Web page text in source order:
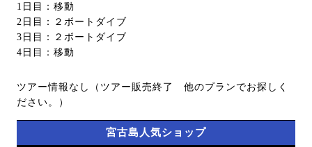
1日目：移動
2日目：２ボートダイブ
3日目：２ボートダイブ
4日目：移動
ツアー情報なし（ツアー販売終了 他のプランでお探しく
ださい。）
宮古島人気ショップ